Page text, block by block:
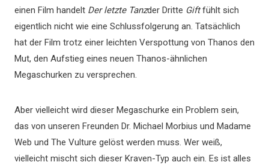
einen Film handelt Der letzte Tanzder Dritte Giftfühlt sich
eigentlich nicht wie eine Schlussfolgerung an. Tatsächlich
hat der Film trotz einer leichten Verspottung von Thanos den
Mut, den Aufstieg eines neuen Thanos-ähnlichen
Megaschurken zu versprechen.
Aber vielleicht wird dieser Megaschurke ein Problem sein,
das von unseren Freunden Dr. Michael Morbius und Madame
Web und The Vulture gelöst werden muss. Wer weiß,
vielleicht mischt sich dieser Kraven-Typ auch ein. Es ist alles